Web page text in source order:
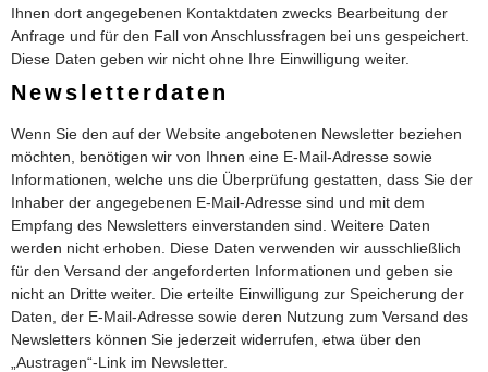
Ihnen dort angegebenen Kontaktdaten zwecks Bearbeitung der
Anfrage und für den Fall von Anschlussfragen bei uns gespeichert.
Diese Daten geben wir nicht ohne Ihre Einwilligung weiter.
Newsletterdaten
Wenn Sie den auf der Website angebotenen Newsletter beziehen
möchten, benötigen wir von Ihnen eine E-Mail-Adresse sowie
Informationen, welche uns die Überprüfung gestatten, dass Sie der
Inhaber der angegebenen E-Mail-Adresse sind und mit dem
Empfang des Newsletters einverstanden sind. Weitere Daten
werden nicht erhoben. Diese Daten verwenden wir ausschließlich
für den Versand der angeforderten Informationen und geben sie
nicht an Dritte weiter. Die erteilte Einwilligung zur Speicherung der
Daten, der E-Mail-Adresse sowie deren Nutzung zum Versand des
Newsletters können Sie jederzeit widerrufen, etwa über den
„Austragen“-Link im Newsletter.